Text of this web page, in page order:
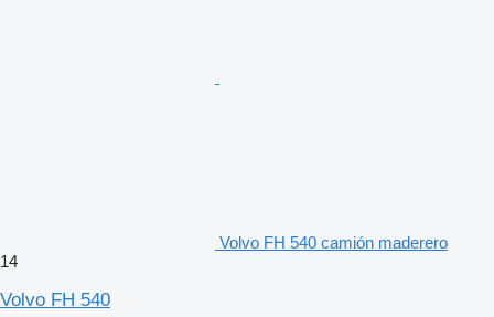
Volvo FH 540 camión maderero
14
Volvo FH 540